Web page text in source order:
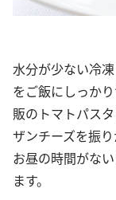
水分が少ない冷
をご飯にしっか
販のトマトパス
ザンチーズを振
お昼の時間がな
ます。